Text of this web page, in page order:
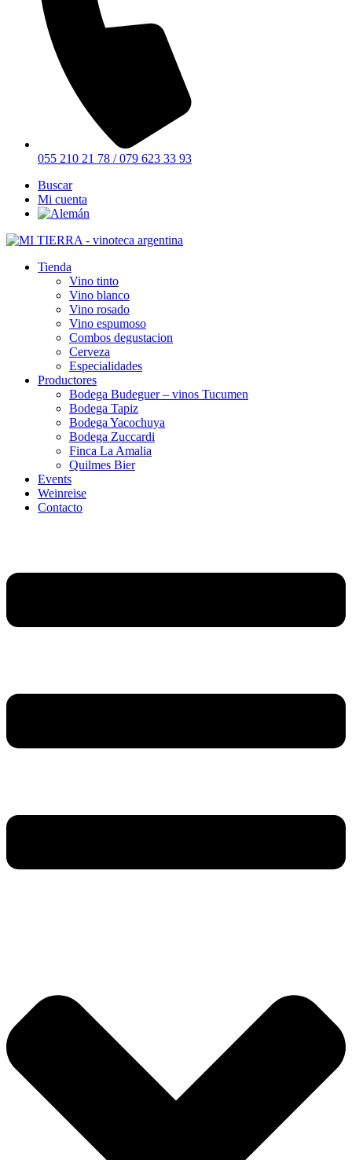
055 210 21 78 / 079 623 33 93
Buscar
Mi cuenta
Tienda
Vino tinto
Vino blanco
Vino rosado
Vino espumoso
Combos degustacion
Cerveza
Especialidades
Productores
Bodega Budeguer – vinos Tucumen
Bodega Tapiz
Bodega Yacochuya
Bodega Zuccardi
Finca La Amalia
Quilmes Bier
Events
Weinreise
Contacto